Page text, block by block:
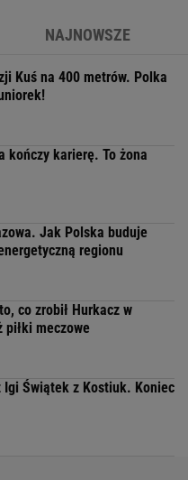
NAJNOWSZE
Kuś na 400 metrów. Polka
kończy karierę. To żona
Jak Polska buduje
regionu
co zrobił Hurkacz w
piłki meczowe
Igi Świątek z Kostiuk. Koniec